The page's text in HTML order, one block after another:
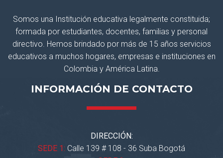
Somos una Institución educativa legalmente constituida;
formada por estudiantes, docentes, familias y personal
directivo. Hemos brindado por más de 15 años servicios
educativos a muchos hogares, empresas e instituciones en
Colombia y América Latina.
INFORMACIÓN DE CONTACTO
DIRECCIÓN:
SEDE 1: Calle 139 # 108 - 36 Suba Bogotá